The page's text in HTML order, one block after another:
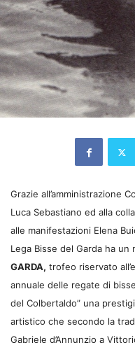
Grazie all’amministrazione
Luca Sebastiano ed alla
alle manifestazioni Elena
Lega Bisse del Garda ha
GARDA, trofeo riservato
annuale delle regate di
del Colbertaldo” una
artistico che secondo la
Gabriele d’Annunzio a